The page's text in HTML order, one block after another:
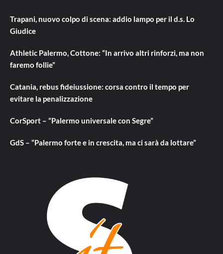
Trapani, nuovo colpo di scena: addio lampo per il d.s. Lo
Giudice
Athletic Palermo, Cottone: “In arrivo altri rinforzi, ma non
faremo follie”
Catania, rebus fideiussione: corsa contro il tempo per
evitare la penalizzazione
CorSport – “Palermo universale con Segre”
GdS – “Palermo forte e in crescita, ma ci sarà da lottare”